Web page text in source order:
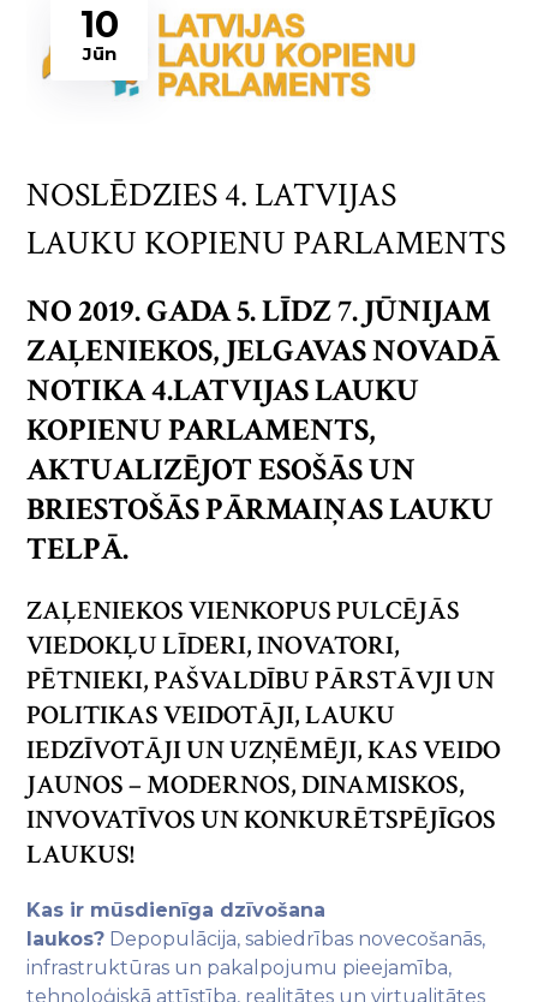
10
Jūn
NOSLĒDZIES 4. LATVIJAS
LAUKU KOPIENU PARLAMENTS
NO 2019. GADA 5. LĪDZ 7. JŪNIJAM
ZAĻENIEKOS, JELGAVAS NOVADĀ
NOTIKA 4.LATVIJAS LAUKU
KOPIENU PARLAMENTS,
AKTUALIZĒJOT ESOŠĀS UN
BRIESTOŠĀS PĀRMAIŅAS LAUKU
TELPĀ.
ZAĻENIEKOS VIENKOPUS PULCĒJĀS
VIEDOKĻU LĪDERI, INOVATORI,
PĒTNIEKI, PAŠVALDĪBU PĀRSTĀVJI UN
POLITIKAS VEIDOTĀJI, LAUKU
IEDZĪVOTĀJI UN UZŅĒMĒJI, KAS VEIDO
JAUNOS – MODERNOS, DINAMISKOS,
INVOVATĪVOS UN KONKURĒTSPĒJĪGOS
LAUKUS!
Kas ir mūsdienīga dzīvošana
laukos? Depopulācija, sabiedrības novecošanās,
infrastruktūras un pakalpojumu pieejamība,
tehnoloģiskā attīstība, realitātes un virtualitātes